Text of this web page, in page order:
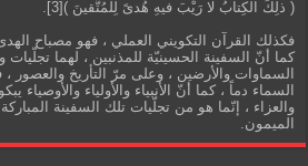
( ذلِكَ الكِتابُ لا رَيْبَ فيهِ هُدىً لِلْمُتَّقينَ )[3].
فكذلك القرآن التكويني العملي ، فهو مصباح
كما أنّ السفينة الحسينيّة للمذنبين ، لهما تجلّيات
السماوات والأرضين ، وعلى مرّ التأريخ والعصور
السماء دماً ، كما أنّ الأنبياء والأولياء والأوصياء
والعزاء ، إنّما هو من تجلّيات تلك السفينة
الميمون.